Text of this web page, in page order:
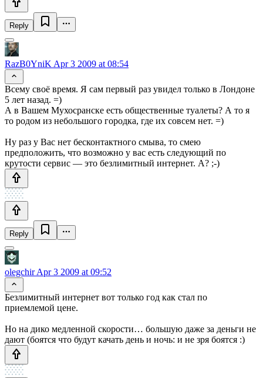
Reply
RazB0YniK Apr 3 2009 at 08:54
Всему своё время. Я сам первый раз увидел только в Лондоне
5 лет назад. =)
А в Вашем Мухосранске есть общественные туалеты? А то я
то родом из небольшого городка, где их совсем нет. =)
Ну раз у Вас нет бесконтактного смыва, то смею
предположить, что возможно у вас есть следующий по
крутости сервис — это безлимитный интернет. А? ;-)
Reply
olegchirApr 3 2009 at 09:52
Безлимитный интернет вот только год как стал по
приемлемой цене.
Но на дико медленной скорости… большую даже за деньги не
дают (боятся что будут качать день и ночь: и не зря боятся :)